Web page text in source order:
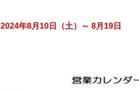
2024年8月10日（土）～ 8月19日